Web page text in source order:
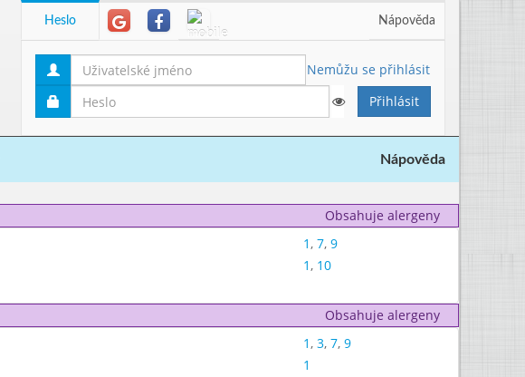
Heslo Nápověda
Nemůžu se přihlásit
Nápověda
Obsahuje alergeny
1, 7, 9
1, 10
Obsahuje alergeny
1, 3, 7, 9
1